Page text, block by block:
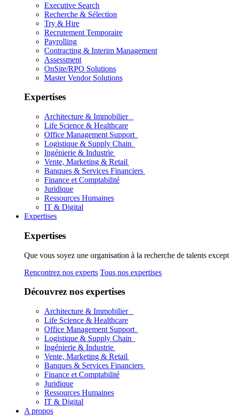
Executive Search
Recherche & Sélection
Try & Hire
Recrutement Temporaire
Payrolling
Contracting & Interim Management
Assessment
OnSite/RPO Solutions
Master Vendor Solutions
Expertises
Architecture & Immobilier
Life Science & Healthcare
Office Management Support
Logistique & Supply Chain
Ingénierie & Industrie
Vente, Marketing & Retail
Banques & Services Financiers
Finance et Comptabilité
Juridique
Ressources Humaines
IT & Digital
Expertises
Expertises
Que vous soyez une organisation à la recherche de talents
Rencontrez nos experts Tous nos expertises
Découvrez nos expertises
Architecture & Immobilier
Life Science & Healthcare
Office Management Support
Logistique & Supply Chain
Ingénierie & Industrie
Vente, Marketing & Retail
Banques & Services Financiers
Finance et Comptabilité
Juridique
Ressources Humaines
IT & Digital
A propos